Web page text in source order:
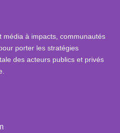
média à impacts, communautés
porter les stratégies
des acteurs publics et privés